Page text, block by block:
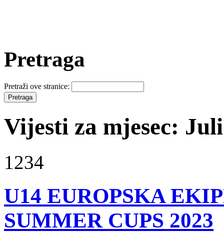
Pretraga
Pretraži ove stranice:
Vijesti za mjesec:
1234
U14 EUROPSKA
SUMMER CUPS 2023